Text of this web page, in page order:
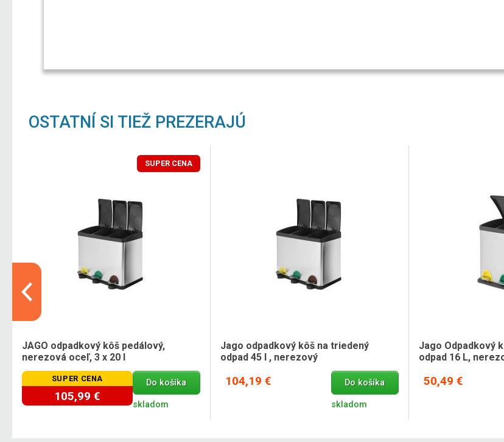
OSTATNÍ SI TIEŽ PREZERAJÚ
SUPER CENA
JAGO odpadkový kôš pedálový,
nerezová oceľ, 3 x 20 l
SUPER CENA
105,99 €
Do košíka
skladom
Jago odpadkový kôš na triedený
odpad 45 l , nerezový
104,19 € Do košíka
skladom
Jago Odpadkový
odpad 16 L,
50,49 €